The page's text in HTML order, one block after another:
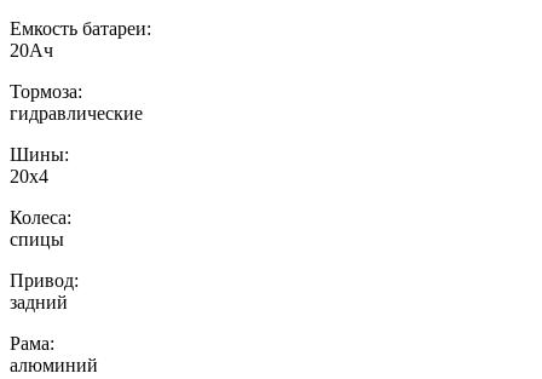
Емкость батареи:
20Ач
Тормоза:
гидравлические
Шины:
20х4
Колеса:
спицы
Привод:
задний
Рама:
алюминий